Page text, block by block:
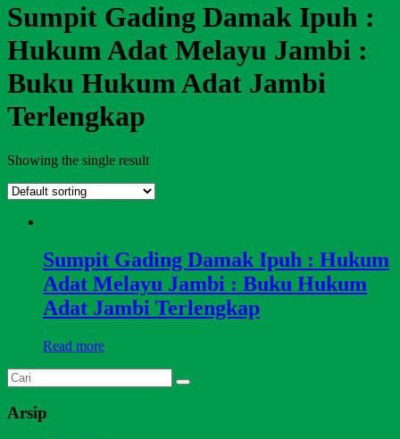
Sumpit Gading Damak Ipuh :
Hukum Adat Melayu Jambi :
Buku Hukum Adat Jambi
Terlengkap
Showing the single result
Sumpit Gading Damak Ipuh : Hukum
Adat Melayu Jambi : Buku Hukum
Adat Jambi Terlengkap
Read more
Arsip